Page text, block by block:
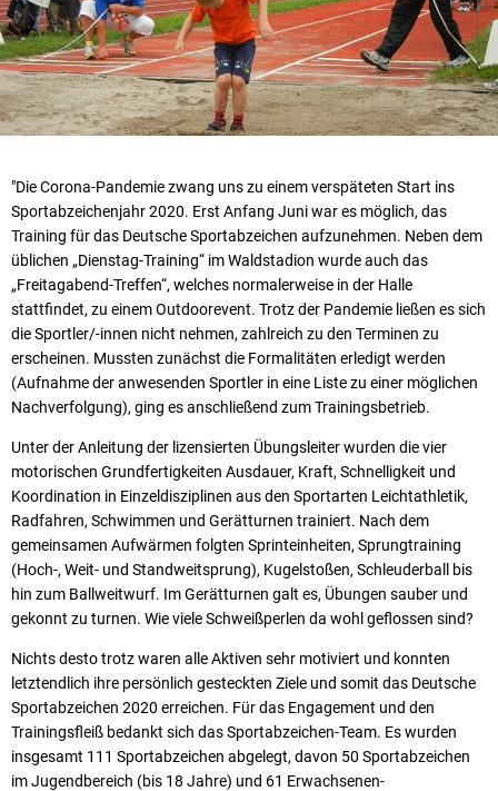
"Die Corona-Pandemie zwang uns zu einem verspäteten Start ins
Sportabzeichenjahr 2020. Erst Anfang Juni war es möglich, das
Training für das Deutsche Sportabzeichen aufzunehmen. Neben dem
üblichen „Dienstag-Training“ im Waldstadion wurde auch das
„Freitagabend-Treffen“, welches normalerweise in der Halle
stattfindet, zu einem Outdoorevent. Trotz der Pandemie ließen es sich
die Sportler/-innen nicht nehmen, zahlreich zu den Terminen zu
erscheinen. Mussten zunächst die Formalitäten erledigt werden
(Aufnahme der anwesenden Sportler in eine Liste zu einer möglichen
Nachverfolgung), ging es anschließend zum Trainingsbetrieb.
Unter der Anleitung der lizensierten Übungsleiter wurden die vier
motorischen Grundfertigkeiten Ausdauer, Kraft, Schnelligkeit und
Koordination in Einzeldisziplinen aus den Sportarten Leichtathletik,
Radfahren, Schwimmen und Gerätturnen trainiert. Nach dem
gemeinsamen Aufwärmen folgten Sprinteinheiten, Sprungtraining
(Hoch-, Weit- und Standweitsprung), Kugelstoßen, Schleuderball bis
hin zum Ballweitwurf. Im Gerätturnen galt es, Übungen sauber und
gekonnt zu turnen. Wie viele Schweißperlen da wohl geflossen sind?
Nichts desto trotz waren alle Aktiven sehr motiviert und konnten
letztendlich ihre persönlich gesteckten Ziele und somit das Deutsche
Sportabzeichen 2020 erreichen. Für das Engagement und den
Trainingsfleiß bedankt sich das Sportabzeichen-Team. Es wurden
insgesamt 111 Sportabzeichen abgelegt, davon 50 Sportabzeichen
im Jugendbereich (bis 18 Jahre) und 61 Erwachsenen-